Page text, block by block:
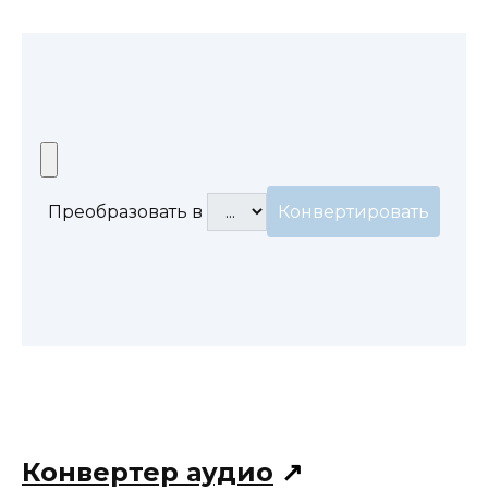
Преобразовать в
Конвертер аудио ↗